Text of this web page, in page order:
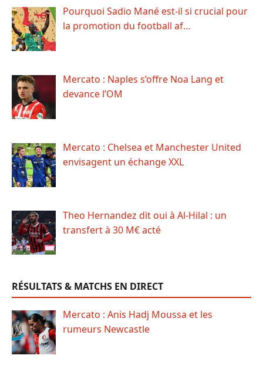
Pourquoi Sadio Mané est-il si crucial pour
la promotion du football af…
Mercato : Naples s’offre Noa Lang et
devance l’OM
Mercato : Chelsea et Manchester United
envisagent un échange XXL
Theo Hernandez dit oui à Al-Hilal : un
transfert à 30 M€ acté
RÉSULTATS & MATCHS EN DIRECT
Mercato : Anis Hadj Moussa et les
rumeurs Newcastle